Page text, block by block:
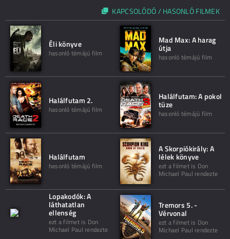
KAPCSOLÓDÓ / HASONLÓ FILMEK
Éli könyve
hasonló témájú film
Mad Max: A harag
útja
hasonló témájú film
Halálfutam 2.
hasonló témájú film
Halálfutam: A pokol
tüze
hasonló témájú film
Halálfutam
hasonló témájú film
A Skorpiókirály: A
lélek könyve
ezt a filmet is Don
Michael Paul rendezte
Lopakodók: A
láthatatlan
ellenség
ezt a filmet is Don
Michael Paul rendezte
Tremors 5. -
Vérvonal
ezt a filmet is Don
Michael Paul rendezte